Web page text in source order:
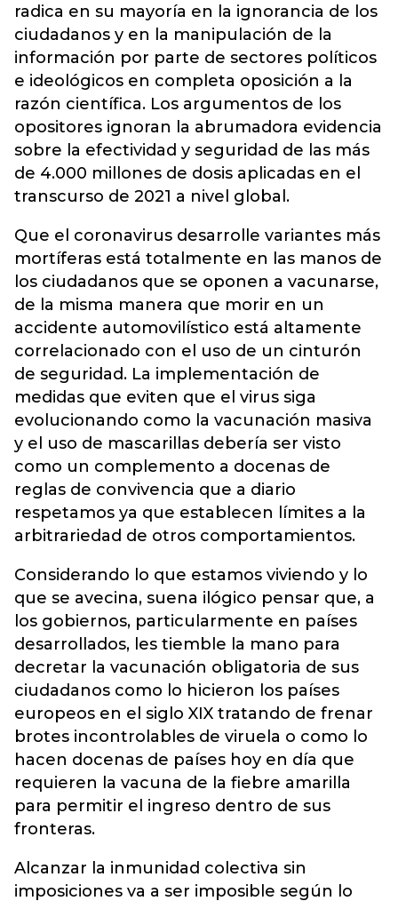
radica en su mayoría en la ignorancia de los
ciudadanos y en la manipulación de la
información por parte de sectores políticos
e ideológicos en completa oposición a la
razón científica. Los argumentos de los
opositores ignoran la abrumadora evidencia
sobre la efectividad y seguridad de las más
de 4.000 millones de dosis aplicadas en el
transcurso de 2021 a nivel global.
Que el coronavirus desarrolle variantes más
mortíferas está totalmente en las manos de
los ciudadanos que se oponen a vacunarse,
de la misma manera que morir en un
accidente automovilístico está altamente
correlacionado con el uso de un cinturón
de seguridad. La implementación de
medidas que eviten que el virus siga
evolucionando como la vacunación masiva
y el uso de mascarillas debería ser visto
como un complemento a docenas de
reglas de convivencia que a diario
respetamos ya que establecen límites a la
arbitrariedad de otros comportamientos.
Considerando lo que estamos viviendo y lo
que se avecina, suena ilógico pensar que, a
los gobiernos, particularmente en países
desarrollados, les tiemble la mano para
decretar la vacunación obligatoria de sus
ciudadanos como lo hicieron los países
europeos en el siglo XIX tratando de frenar
brotes incontrolables de viruela o como lo
hacen docenas de países hoy en día que
requieren la vacuna de la fiebre amarilla
para permitir el ingreso dentro de sus
fronteras.
Alcanzar la inmunidad colectiva sin
imposiciones va a ser imposible según lo